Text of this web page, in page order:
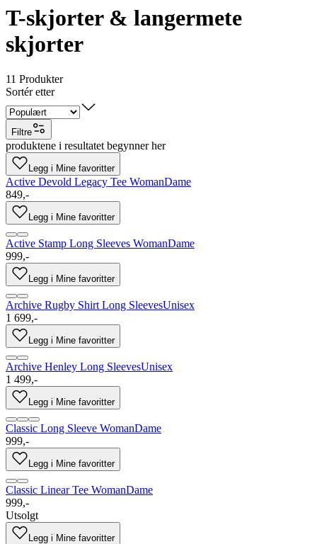
T-skjorter & langermete
skjorter
11 Produkter
Sortér etter
Filtre
produktene i resultatet begynner her
Legg i Mine favoritter
Active Devold Legacy Tee WomanDame
849,-
Legg i Mine favoritter
Active Stamp Long Sleeves WomanDame
999,-
Legg i Mine favoritter
Archive Rugby Shirt Long SleevesUnisex
1 699,-
Legg i Mine favoritter
Archive Henley Long SleevesUnisex
1 499,-
Legg i Mine favoritter
Classic Long Sleeve WomanDame
999,-
Legg i Mine favoritter
Classic Linear Tee WomanDame
999,-
Utsolgt
Legg i Mine favoritter